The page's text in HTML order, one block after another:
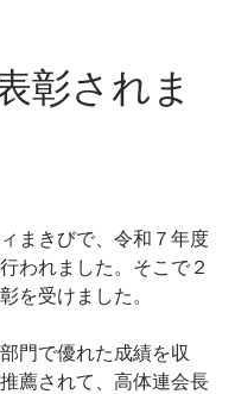
彰されま
まきびで、令和７年度
われました。そこで２
を受けました。
門で優れた成績を収
薦されて、高体連会長